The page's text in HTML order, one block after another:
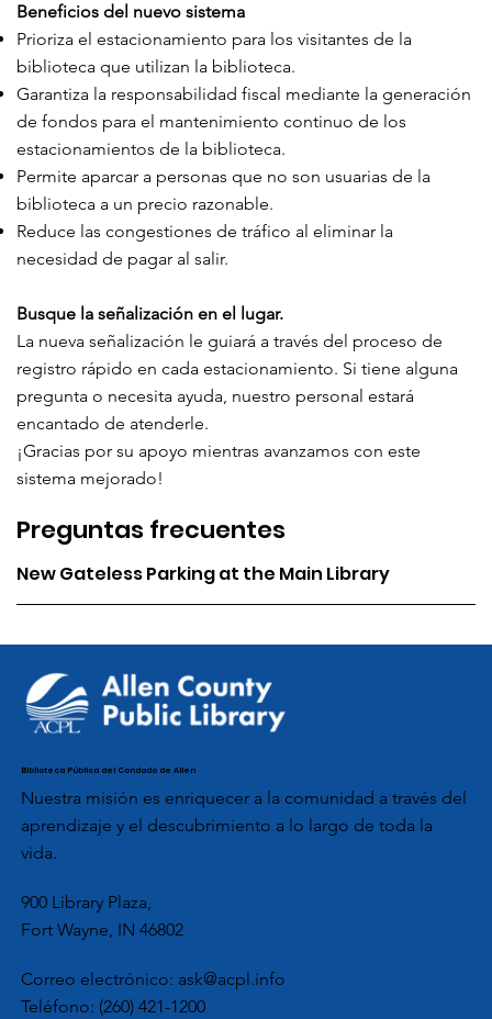
Beneficios del nuevo sistema
Prioriza el estacionamiento para los visitantes de la
biblioteca que utilizan la biblioteca.
Garantiza la responsabilidad fiscal mediante la generación
de fondos para el mantenimiento continuo de los
estacionamientos de la biblioteca.
Permite aparcar a personas que no son usuarias de la
biblioteca a un precio razonable.
Reduce las congestiones de tráfico al eliminar la
necesidad de pagar al salir.
Busque la señalización en el lugar.
La nueva señalización le guiará a través del proceso de
registro rápido en cada estacionamiento. Si tiene alguna
pregunta o necesita ayuda, nuestro personal estará
encantado de atenderle.
¡Gracias por su apoyo mientras avanzamos con este
sistema mejorado!
Preguntas frecuentes
New Gateless Parking at the Main Library
Biblioteca Pública del Condado de Allen
Nuestra misión es enriquecer a la comunidad a través del
aprendizaje y el descubrimiento a lo largo de toda la
vida.
900 Library Plaza,
Fort Wayne, IN 46802
Correo electrónico: ask@acpl.info
Teléfono: (260) 421-1200